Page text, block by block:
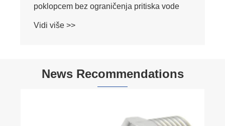
prskanje na daljinsko upravljanje
Vidi više >>
News Recommendations